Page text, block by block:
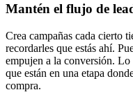
Mantén el flujo de
Crea campañas cada cierto
recordarles que estás ahí.
empujen a la conversión. Lo
que están en una etapa
compra.